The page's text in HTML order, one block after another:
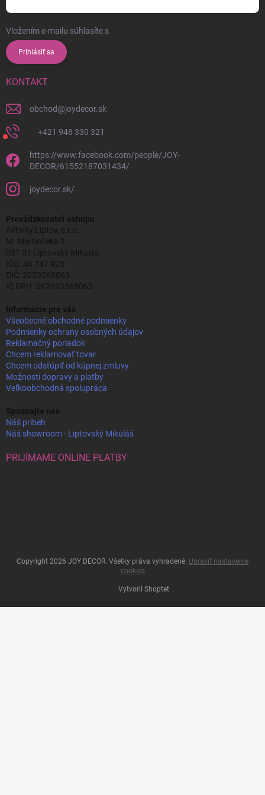
Vložením e-mailu súhlasíte s
Prihlásiť sa
KONTAKT
obchod@joydecor.sk
+421 948 330 321
https://www.facebook.com/people/JOY-
DECOR/61552187031434/
joydecor.sk/
Prevádzkovateľ eshopu
Aktivity Liptov, s.r.o.
M. Martinčeka 2
031 01 Liptovský Mikuláš
IČO: 46 747 923
DIČ: 2023568063
IČ DPH: SK2023568063
Informácie pre vás
Všeobecné obchodné podmienky
Podmienky ochrany osobných údajov
Reklamačný poriadok
Chcem reklamovať tovar
Chcem odstúpiť od kúpnej zmluvy
Možnosti dopravy a platby
Veľkoobchodná spolupráca
Spoznajte nás
Náš príbeh
Náš showroom - Liptovský Mikuláš
PRIJÍMAME ONLINE PLATBY
Vytvoril Shoptet
Copyright 2026 JOY DECOR . Všetky práva vyhradené. Upraviť nastavenie
cookies